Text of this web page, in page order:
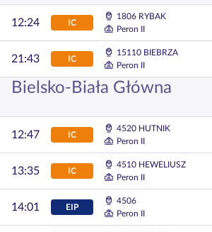
12:24 IC
1806 RYBAK
Peron II
21:43 IC
15110 BIEBRZA
Peron II
Bielsko-Biała Główna
12:47 IC
4520 HUTNIK
Peron II
13:35 IC
4510 HEWELIUSZ
Peron II
14:01 EIP
4506
Peron II